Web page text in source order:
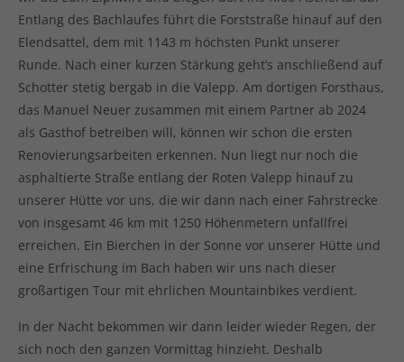
Entlang des Bachlaufes führt die Forststraße hinauf auf den
Elendsattel, dem mit 1143 m höchsten Punkt unserer
Runde. Nach einer kurzen Stärkung geht’s anschließend auf
Schotter stetig bergab in die Valepp. Am dortigen Forsthaus,
das Manuel Neuer zusammen mit einem Partner ab 2024
als Gasthof betreiben will, können wir schon die ersten
Renovierungsarbeiten erkennen. Nun liegt nur noch die
asphaltierte Straße entlang der Roten Valepp hinauf zu
unserer Hütte vor uns, die wir dann nach einer Fahrstrecke
von insgesamt 46 km mit 1250 Höhenmetern unfallfrei
erreichen. Ein Bierchen in der Sonne vor unserer Hütte und
eine Erfrischung im Bach haben wir uns nach dieser
großartigen Tour mit ehrlichen Mountainbikes verdient.
In der Nacht bekommen wir dann leider wieder Regen, der
sich noch den ganzen Vormittag hinzieht. Deshalb